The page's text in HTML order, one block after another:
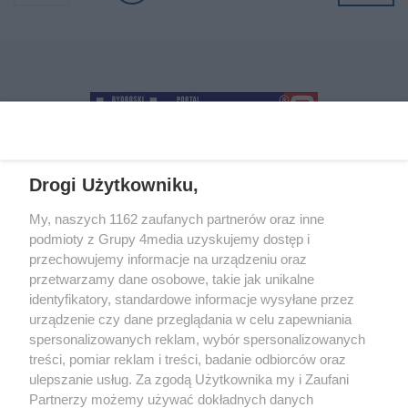
+48 52 5812666
O nas Reklama Regulamin
Kontakt
Wydarzenia
Ogłoszenia Katalog firm
Zapisz się do newslettera
Dołącz do grona ludzi najlepiej poinformowanych!
Drogi Użytkowniku,
My, naszych 1162 zaufanych partnerów oraz inne
podmioty z Grupy 4media uzyskujemy dostęp i
przechowujemy informacje na urządzeniu oraz
przetwarzamy dane osobowe, takie jak unikalne
identyfikatory, standardowe informacje wysyłane przez
urządzenie czy dane przeglądania w celu zapewniania
spersonalizowanych reklam, wybór spersonalizowanych
treści, pomiar reklam i treści, badanie odbiorców oraz
ulepszanie usług. Za zgodą Użytkownika my i Zaufani
Partnerzy możemy używać dokładnych danych